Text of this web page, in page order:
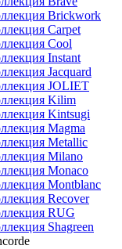
Brickwork
Carpet
Cool
Instant
Jacquard
JOLIET
Kilim
Kintsugi
Magma
Metallic
Milano
Monaco
Montblanc
Recover
RUG
Shagreen